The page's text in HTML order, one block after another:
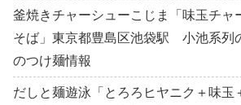
釜焼きチャーシューこじま「味玉チャ
そば」東京都豊島区池袋駅 小池系列
のつけ麺情報
だしと麺遊泳「とろろヒヤニク＋味玉